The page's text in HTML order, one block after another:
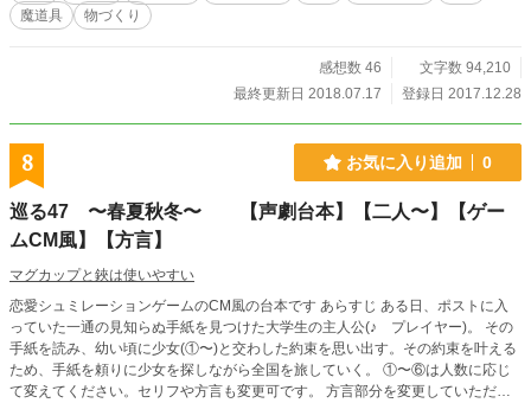
魔道具
物づくり
感想数 46
文字数 94,210
最終更新日 2018.07.17
登録日 2017.12.28
8 お気に入り追加 0
巡る47 〜春夏秋冬〜 【声劇台本】【二人〜】【ゲー
ムCM風】【方言】
マグカップと鋏は使いやすい
恋愛シュミレーションゲームのCM風の台本です あらすじ ある日、ポストに入
っていた一通の見知らぬ手紙を見つけた大学生の主人公(♪ プレイヤー)。 その
手紙を読み、幼い頃に少女(①〜)と交わした約束を思い出す。その約束を叶える
ため、手紙を頼りに少女を探しながら全国を旅していく。 ①〜⑥は人数に応じ
て変えてください。セリフや方言も変更可です。 方言部分を変更していただい